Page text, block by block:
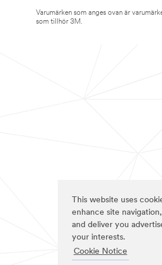
This website uses
enhance site
and deliver you
your interests.
Cookie Notice
Varumärken som anges ovan är
som tillhör 3M.